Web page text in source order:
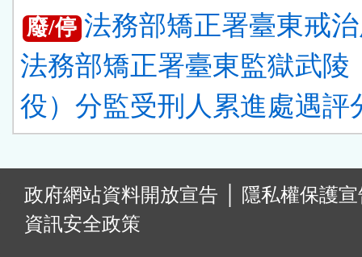
廢/停 法務部矯正署臺東戒
法務部矯正署臺東監獄武陵
役）分監受刑人累進處遇評
政府網站資料開放宣告
隱私權保護
資訊安全政策